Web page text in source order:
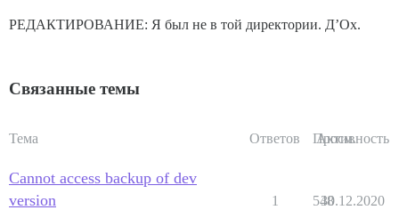
РЕДАКТИРОВАНИЕ: Я был не в той директории. Д’Ох.
Связанные темы
Тема Ответов Просм.
Активность
Cannot access backup of dev
version
1 548
30.12.2020